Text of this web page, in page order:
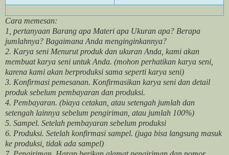
Cara memesan:
1, pertanyaan Barang apa Materi apa Ukuran apa? Berapa
jumlahnya? Bagaimana Anda menginginkannya?
2. Karya seni Menurut produk dan ukuran Anda, kami akan
membuat karya seni untuk Anda. (mohon perhatikan karya seni,
karena kami akan berproduksi sama seperti karya seni)
3. Konfirmasi pemesanan. Konfirmasikan karya seni dan detail
produk sebelum pembayaran dan produksi.
4. Pembayaran. (biaya cetakan, atau setengah jumlah dan
setengah lainnya sebelum pengiriman, atau jumlah 100%)
5. Sampel. Setelah pembayaran sebelum produksi
6. Produksi. Setelah konfirmasi sampel. (juga bisa langsung masuk
ke produksi, tidak ada sampel)